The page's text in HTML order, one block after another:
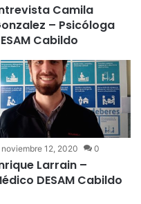
Camila
– Psicóloga
Cabildo
noviembre 12, 2020 0
Larrain –
DESAM Cabildo